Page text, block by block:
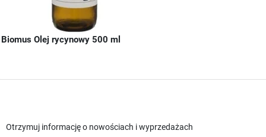
Biomus Olej rycynowy 500 ml
Otrzymuj informację o nowościach i wyprzedażach